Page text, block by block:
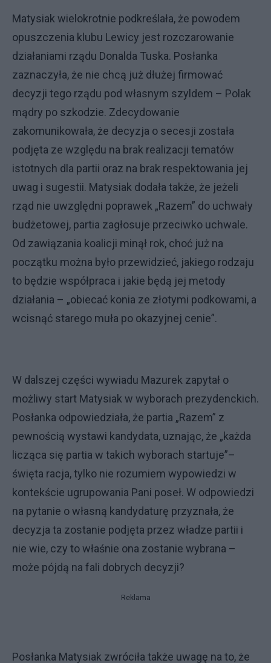
Matysiak wielokrotnie podkreślała, że powodem
opuszczenia klubu Lewicy jest rozczarowanie
działaniami rządu Donalda Tuska. Posłanka
zaznaczyła, że nie chcą już dłużej firmować
decyzji tego rządu pod własnym szyldem – Polak
mądry po szkodzie. Zdecydowanie
zakomunikowała, że decyzja o secesji została
podjęta ze względu na brak realizacji tematów
istotnych dla partii oraz na brak respektowania jej
uwag i sugestii. Matysiak dodała także, że jeżeli
rząd nie uwzględni poprawek „Razem” do uchwały
budżetowej, partia zagłosuje przeciwko uchwale.
Od zawiązania koalicji minął rok, choć już na
początku można było przewidzieć, jakiego rodzaju
to będzie współpraca i jakie będą jej metody
działania – „obiecać konia ze złotymi podkowami, a
wcisnąć starego muła po okazyjnej cenie”.
W dalszej części wywiadu Mazurek zapytał o
możliwy start Matysiak w wyborach prezydenckich.
Posłanka odpowiedziała, że partia „Razem” z
pewnością wystawi kandydata, uznając, że „każda
licząca się partia w takich wyborach startuje”–
święta racja, tylko nie rozumiem wypowiedzi w
kontekście ugrupowania Pani poseł. W odpowiedzi
na pytanie o własną kandydaturę przyznała, że
decyzja ta zostanie podjęta przez władze partii i
nie wie, czy to właśnie ona zostanie wybrana –
może pójdą na fali dobrych decyzji?
Reklama
Posłanka Matysiak zwróciła także uwagę na to, że